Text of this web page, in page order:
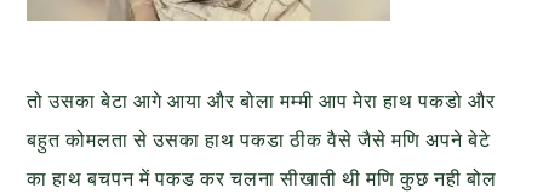
तो उसका बेटा आगे आया और बोला मम्मी आप मेरा हाथ पकडो और
बहुत कोमलता से उसका हाथ पकडा ठीक वैसे जैसे मणि अपने बेटे
का हाथ बचपन में पकड कर चलना सीखाती थी मणि कुछ नही बोल